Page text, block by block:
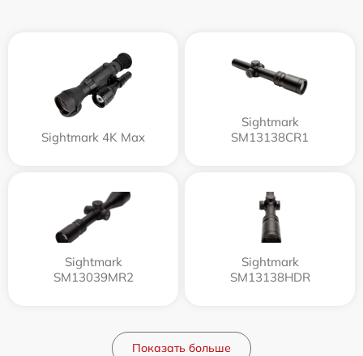
Sightmark 4K Max
Sightmark
SM13138CR1
Sightmark
SM13039MR2
Sightmark
SM13138HDR
Показать больше